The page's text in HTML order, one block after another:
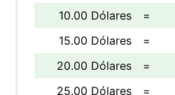
10.00 Dólares
=
15.00 Dólares
=
20.00 Dólares
=
25.00 Dólares
=